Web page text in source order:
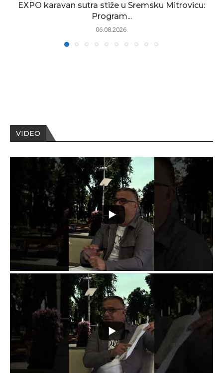
EXPO karavan sutra stiže u Sremsku Mitrovicu:
Program...
06.08.2026.
VIDEO